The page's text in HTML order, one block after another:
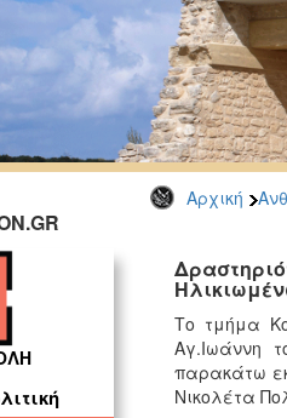
Αρχική
Το τμήμα
Αγ.Ιωάννη
παρακάτω
Νικολέτα